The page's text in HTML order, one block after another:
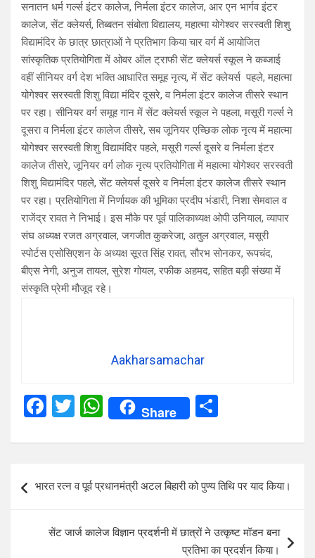
सनातन धर्म गर्ल्स इंटर कालेज, निर्मला इंटर कालेज, आर एन भार्गव इंटर
कालेज, सेंट क्लेयर्स, तिब्बतन संबोता विद्यालय, महात्मा योगेश्वर सरस्वती शिशु
विद्यामंदिर के छात्र छात्राओं ने प्रतिभाग किया चार वर्ग में आयोजित
सांस्कृतिक प्रतियोगिता में ओवर ऑल ट्राफी सेंट क्लेयर्स स्कूल ने कब्जाई
वहीं सीनियर वर्ग देश भक्ति आधारित समूह नृत्य, में सेंट क्लेयर्स पहले, महात्मा
योगेश्वर सरस्वती शिशु विद्या मंदिर दूसरे, व निर्मला इंटर कालेज तीसरे स्थान
पर रहा। सीनियर वर्ग समूह गान में सेंट क्लेयर्स स्कूल ने पहला, मसूरी गर्ल्स ने
दूसरा व निर्मला इंटर कालेज तीसरे, सब जूनियर एच्छिक लोक नृत्य में महात्मा
योगेश्वर सरस्वती शिशु विद्यामंदिर पहले, मसूरी गर्ल्स दूसरे व निर्मला इंटर
कालेज तीसरे, जूनियर वर्ग लोक नृत्य प्रतियोगिता में महात्मा योगेश्वर सरस्वती
शिशु विद्यामंदिर पहले, सेंट क्लेयर्स दूसरे व निर्मला इंटर कालेज तीसरे स्थान
पर रहा। प्रतियोगिता में निर्णायक की भूमिका प्रदीप भंडारी, निशा सेमवाल व
राजेंद्र रावत ने निभाई। इस मौके पर पूर्व पालिकाध्यक्ष ओपी उनियाल, व्यापार
संघ अध्यक्ष रजत अग्रवाल, जगजीत कुकरेजा, अतुल अग्रवाल, मसूरी
स्पोर्टस एसोसिएशन के अध्यक्ष सूरत सिंह रावत, सौरभ सोनकर, रूपचंद,
बीएस नेगी, अनुज तायल, सुरेश गोयल, रफीक अहमद, सहित बड़ी संख्या में
संस्कृति प्रेमी मौजूद रहे।
Aakharsamachar
F
ce
o
o
k
T
tt
er
W
h
at
A
p
p
Share
ar
e
navigation
भारत रत्न व पूर्व प्रधानमंत्री अटल बिहारी को पुण्य तिथि पर याद किया।
सेंट जार्ज कालेज विज्ञान प्रदर्शनी में छात्रों ने उत्कृष्ट मॉडन बना
प्रतिभा का प्रदर्शन किया।